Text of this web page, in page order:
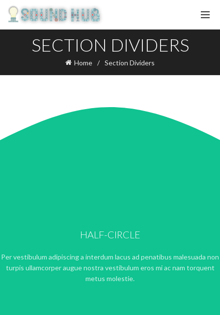
SECTION DIVIDERS
Home Section Dividers
HALF-CIRCLE
Per vestibulum adipiscing a interdum lacus ad penatibus malesuada non
turpis ullamcorper augue nostra vestibulum eros mi ac nam torquent
metus molestie.